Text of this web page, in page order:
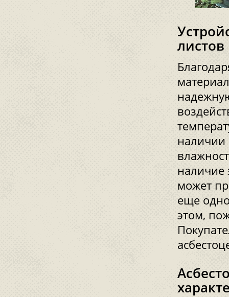
листов
наличии
наличие
может
еще
этом,